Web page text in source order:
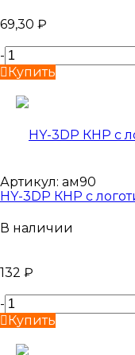
69,30 ₽
-
Купить
Артикул: ам90
HY-3DP КНР с
В наличии
132 ₽
-
Купить